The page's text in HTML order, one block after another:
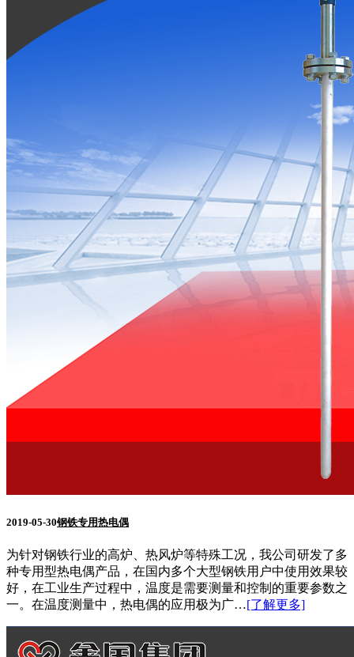
2019-05-30钢铁专用热电偶
为针对钢铁行业的高炉、热风炉等特殊工况，我公司研发了多
种专用型热电偶产品，在国内多个大型钢铁用户中使用效果较
好，在工业生产过程中，温度是需要测量和控制的重要参数之
一。在温度测量中，热电偶的应用极为广…[了解更多]